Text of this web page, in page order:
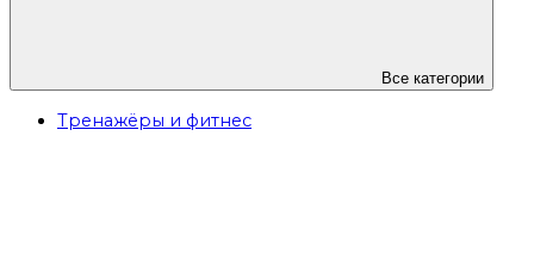
Все категории
Тренажёры и фитнес